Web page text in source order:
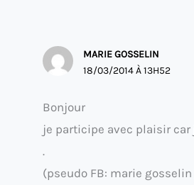
MARIE GOSSELIN
18/03/2014 À 13H52
Bonjour
je participe avec plaisir car
.
(pseudo FB: marie gosselin